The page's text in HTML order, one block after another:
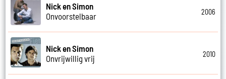
Nick en Simon
Onvoorstelbaar
2006
Nick en Simon
Onvrijwillig vrij
2010